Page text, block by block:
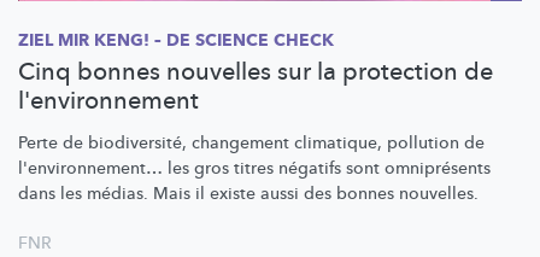
ZIEL MIR KENG! – DE SCIENCE CHECK
Cinq bonnes nouvelles sur la protection de
l'environnement
Perte de biodiversité, changement climatique, pollution de
l'environnement… les gros titres négatifs sont omniprésents
dans les médias. Mais il existe aussi des bonnes nouvelles.
FNR